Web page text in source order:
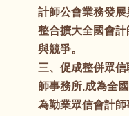
計師公會業務發
整合擴大全國會
與競爭。
三、促成整併眾
師事務所,成為全
為勤業眾信會計